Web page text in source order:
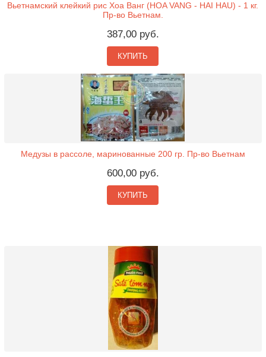
Вьетнамский клейкий рис Хоа Ванг (HOA VANG - HAI HAU) - 1 кг.
Пр-во Вьетнам.
387,00 руб.
КУПИТЬ
Медузы в рассоле, маринованные 200 гр. Пр-во Вьетнам
600,00 руб.
КУПИТЬ